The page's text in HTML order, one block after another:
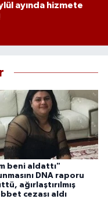
ayında hizmete
beni aldattı"
DNA raporu
ağırlaştırılmış
cezası aldı